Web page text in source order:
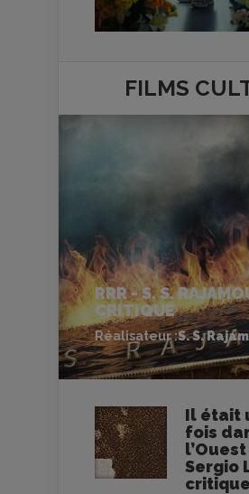
FILMS
RRR - S. S.
CRITIQUE
Réalisateur :S. S.
Il était
fois
l’Ouest
Sergio
critique